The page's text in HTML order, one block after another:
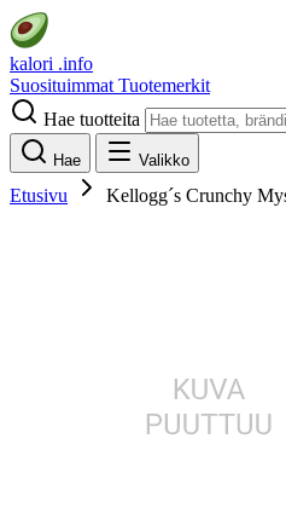
kalori .info
Suosituimmat Tuotemerkit
Hae tuotteita
Hae Valikko
Etusivu Kellogg´s Crunchy